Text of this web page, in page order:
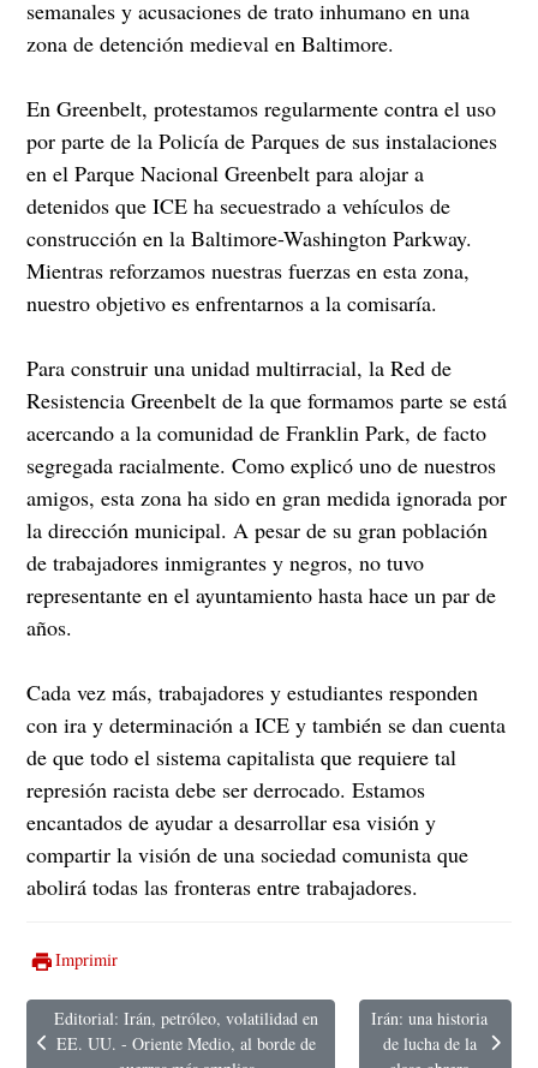
semanales y acusaciones de trato inhumano en una
zona de detención medieval en Baltimore.
En Greenbelt, protestamos regularmente contra el uso
por parte de la Policía de Parques de sus instalaciones
en el Parque Nacional Greenbelt para alojar a
detenidos que ICE ha secuestrado a vehículos de
construcción en la Baltimore-Washington Parkway.
Mientras reforzamos nuestras fuerzas en esta zona,
nuestro objetivo es enfrentarnos a la comisaría.
Para construir una unidad multirracial, la Red de
Resistencia Greenbelt de la que formamos parte se está
acercando a la comunidad de Franklin Park, de facto
segregada racialmente. Como explicó uno de nuestros
amigos, esta zona ha sido en gran medida ignorada por
la dirección municipal. A pesar de su gran población
de trabajadores inmigrantes y negros, no tuvo
representante en el ayuntamiento hasta hace un par de
años.
Cada vez más, trabajadores y estudiantes responden
con ira y determinación a ICE y también se dan cuenta
de que todo el sistema capitalista que requiere tal
represión racista debe ser derrocado. Estamos
encantados de ayudar a desarrollar esa visión y
compartir la visión de una sociedad comunista que
abolirá todas las fronteras entre trabajadores.
Imprimir
Artículo anterior: Editorial: Irán, petróleo, volatilidad en EE. UU. -
Editorial: Irán, petróleo, volatilidad en
EE. UU. - Oriente Medio, al borde de
Artículo siguiente:
Irán: una historia
de lucha de la